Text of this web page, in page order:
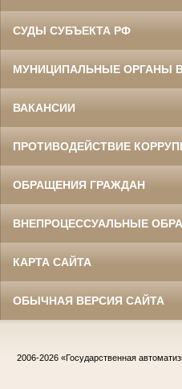
СУДЫ СУБЪЕКТА РФ
МУНИЦИПАЛЬНЫЕ ОРГАНЫ
ВАКАНСИИ
ПРОТИВОДЕЙСТВИЕ
ОБРАЩЕНИЯ ГРАЖДАН
ВНЕПРОЦЕССУАЛЬНЫЕ
КАРТА САЙТА
ОБЫЧНАЯ ВЕРСИЯ САЙТА
2006-2026 «Государственная